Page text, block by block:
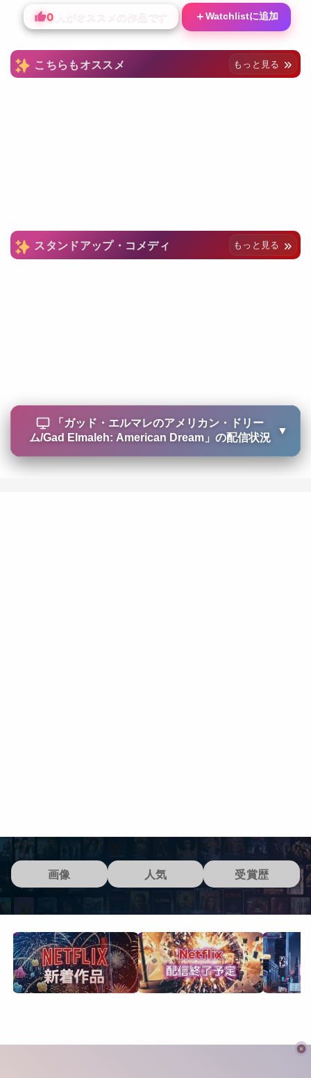
0 人がオススメの作品です ＋Watchlistに追加
こちらもオススメ もっと見る
スタンドアップ・コメディ もっと見る
「 ガッド・エルマレのアメリカン・ドリー
ム/Gad Elmaleh: American Dream」の配信状況
▼
画像 人気 受賞歴